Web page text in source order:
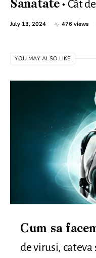
Sanatate Cât
July 13, 2024 476 views
YOU MAY ALSO LIKE
Cum sa
de virusi,